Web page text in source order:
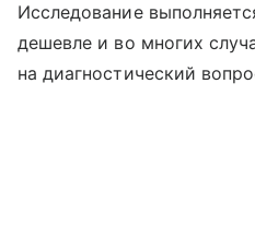
Исследование
дешевле и во многих
на диагностический